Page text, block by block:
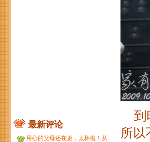
到
所以
最新评论
用心的父母还在更，太棒啦！从